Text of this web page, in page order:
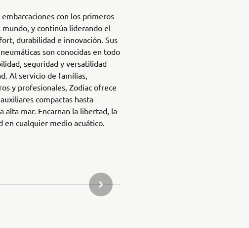
con los primeros
mundo, y continúa liderando el
durabilidad e innovación. Sus
son conocidas en todo
seguridad y versatilidad
Al servicio de familias,
y profesionales, Zodiac ofrece
compactas hasta
alta mar. Encarnan la libertad, la
en cualquier medio acuático.
SIGUIENTE ELEMENTO DE LA GALERÍA